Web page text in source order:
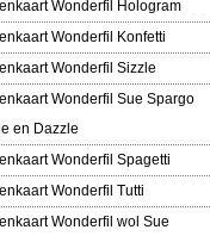
Wonderfil Hologram
Wonderfil Konfetti
Wonderfil Sizzle
Wonderfil Sue Spargo
en Dazzle
Wonderfil Spagetti
Wonderfil Tutti
Wonderfil wol Sue